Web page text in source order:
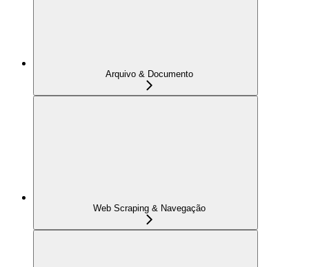
Arquivo & Documento
Web Scraping & Navegação